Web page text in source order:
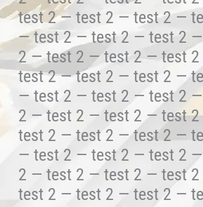
test 2 — test 2 — test 2 —
— test 2 — test 2 — test 2
2 — test 2 — test 2 — test
test 2 — test 2 — test 2 —
— test 2 — test 2 — test 2
2 — test 2 — test 2 — test
test 2 — test 2 — test 2 —
— test 2 — test 2 — test 2
2 — test 2 — test 2 — test
test 2 — test 2 — test 2 —